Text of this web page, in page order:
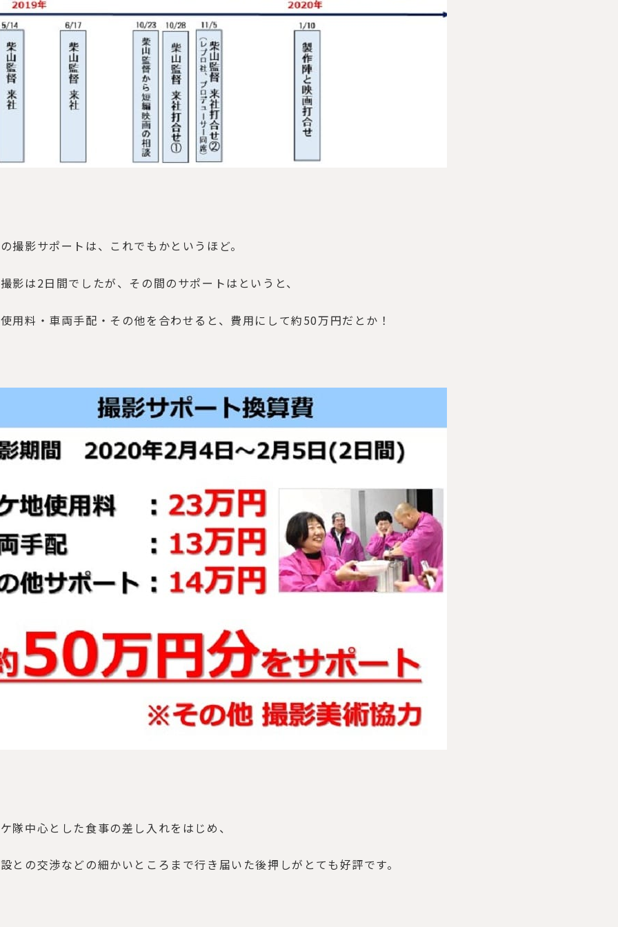
撮影サポートは、これでもかというほど。
影は2日間でしたが、その間のサポートはというと、
用料・車両手配・その他を合わせると、費用にして約50万円だとか！
隊中心とした食事の差し入れをはじめ、
との交渉などの細かいところまで行き届いた後押しがとても好評です。